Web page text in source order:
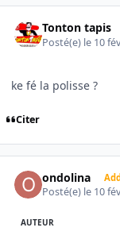
Tonton tapis
Posté(e) le 10
ke fé la polisse ?
Citer
ondolina
Posté(e) le 10
AUTEUR